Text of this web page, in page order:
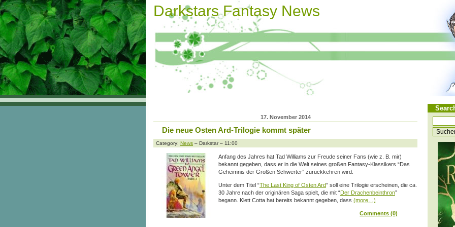
Darkstars Fantasy News
17. November 2014
Die neue Osten Ard-Trilogie kommt später
Category: News – Darkstar – 11:00
Anfang des Jahres hat Tad Williams zur Freude seiner Fans (wie z. B. mir)
bekannt gegeben, dass er in die Welt seines großen Fantasy-Klassikers “Das
Geheimnis der Großen Schwerter” zurückkehren wird.
Unter dem Titel “The Last King of Osten Ard” soll eine Trilogie erscheinen, die ca.
30 Jahre nach der originären Saga spielt, die mit “Der Drachenbeinthron”
begann. Klett Cotta hat bereits bekannt gegeben, dass (more…)
Comments (0)